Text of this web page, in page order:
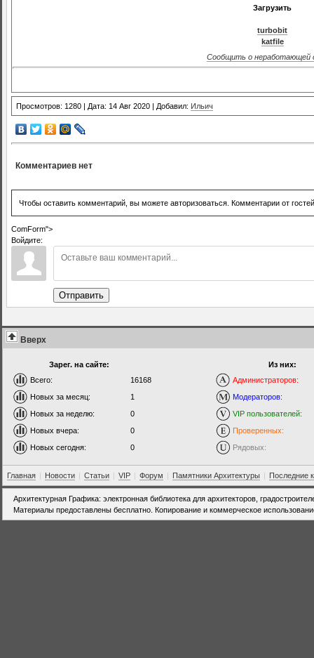
Загрузить
turbobit
katfile
Сообщить о неработающей
Просмотров: 1280 | Дата: 14 Авг 2020 | Добавил: Ильич
Комментариев нет
Чтобы оставить комментарий, вы можете авторизоваться. Комментарии от
ComForm">
Войдите:
Отправить
Вверх
Зарег. на сайте:
Всего:
16168
Новых за месяц:
1
Новых за неделю:
0
Новых вчера:
0
Новых сегодня:
0
Из них:
Администраторов:
Модераторов:
VIP пользователей:
Проверенных:
Рядовых:
Главная | Новости | Статьи | VIP | Форум | Памятники Архитектуры | Последние
Архитектурная Графика: электронная библиотека для архитекторов,
Материалы предоставлены бесплатно. Копирование и коммерческое